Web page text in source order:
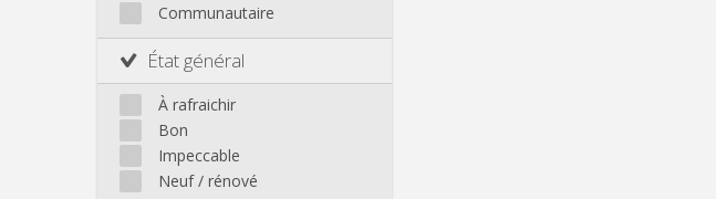
Communautaire
État général
À rafraichir
Bon
Impeccable
Neuf / rénové